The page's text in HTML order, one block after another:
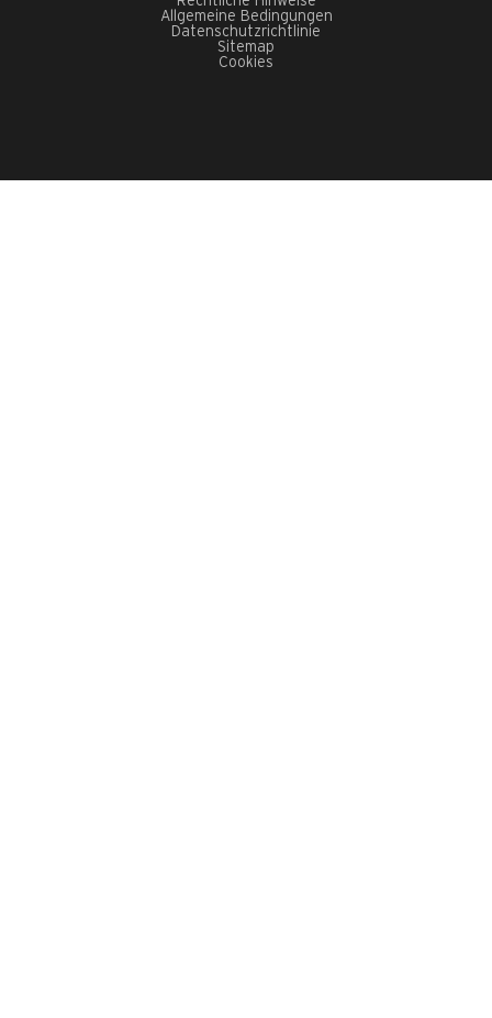
Allgemeine Bedingungen
Datenschutzrichtlinie
Sitemap
Cookies